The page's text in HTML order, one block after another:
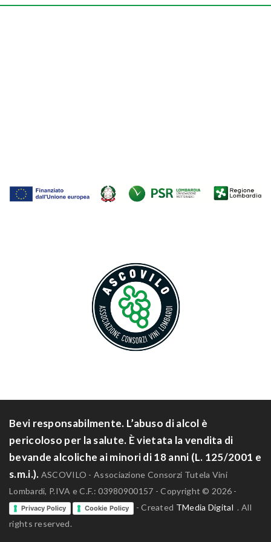
Bevi responsabilmente. L’abuso di alcol è
pericoloso per la salute. È vietata la vendita di
bevande alcoliche ai minori di 18 anni (L. 125/2001 e
s.m.i.). ASCOVILO - Associazione Consorzi Tutela Vini
Lombardi, P.IVA e C.F.: 03980900157 - Copyright © 2026 -
Privacy Policy Cookie Policy - Created TMedia Digital . All
rights reserved.